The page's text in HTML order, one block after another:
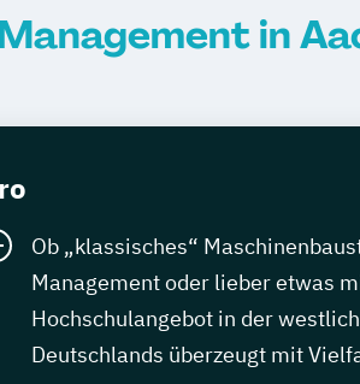
in
Ob „klassisches“
Management oder lieber etwas
Hochschulangebot in der
Deutschlands überzeugt mit